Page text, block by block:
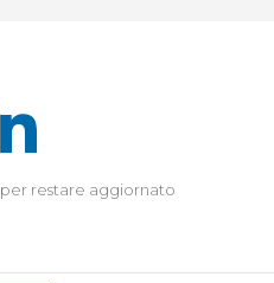
per restare aggiornato